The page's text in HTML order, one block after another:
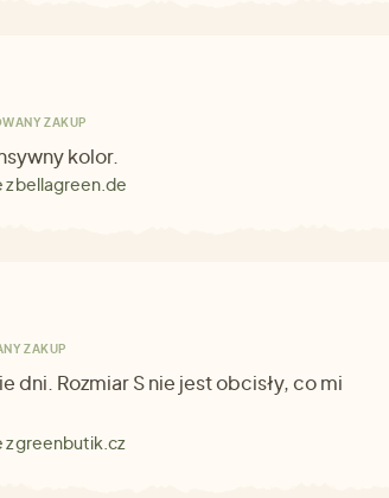
ZAKUP
kolor.
z bellagreen.de
ZAKUP
dni. Rozmiar S nie jest obcisły, co mi
z greenbutik.cz